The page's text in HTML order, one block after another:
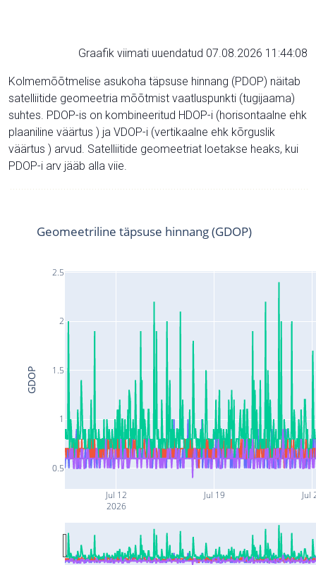
Graafik viimati uuendatud 07.08.2026 11:44:08
Kolmemõõtmelise asukoha täpsuse hinnang (PDOP) näitab
satelliitide geomeetria mõõtmist vaatluspunkti (tugijaama)
suhtes. PDOP-is on kombineeritud HDOP-i (horisontaalne ehk
plaaniline väärtus ) ja VDOP-i (vertikaalne ehk kõrguslik
väärtus ) arvud. Satelliitide geomeetriat loetakse heaks, kui
PDOP-i arv jääb alla viie.
Jul 12
2026
Jul 19 Jul
0.5
1
1.5
2
2.5
Geomeetriline täpsuse hinnang (GDOP)
GDOP